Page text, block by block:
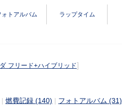
ォトアルバム ラップタイム
フリード+ハイブリッド]
| 燃費記録 (140) | フォトアルバム (31)